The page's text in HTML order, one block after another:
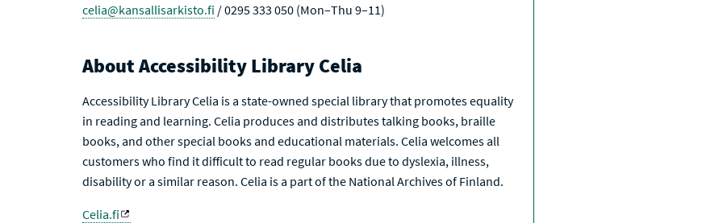
celia@kansallisarkisto.fi / 0295 333 050 (Mon–Thu 9–11)
About Accessibility Library Celia
Accessibility Library Celia is a state-owned special library that promotes equality
in reading and learning. Celia produces and distributes talking books, braille
books, and other special books and educational materials. Celia welcomes all
customers who find it difficult to read regular books due to dyslexia, illness,
disability or a similar reason. Celia is a part of the National Archives of Finland.
Celia.fi